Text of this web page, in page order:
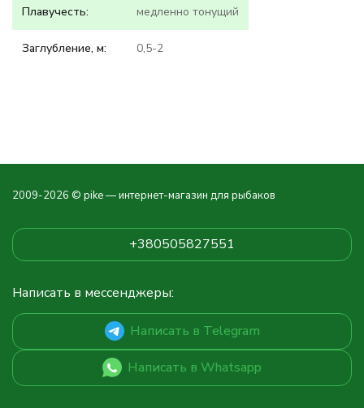
Плавучесть: медленно тонущий
Заглубление, м: 0,5-2
2009-2026 © pike — интернет-магазин для рыбаков
+380505827551
Написать в мессенджеры:
Написать в Telegram
Написать в Whatsapp